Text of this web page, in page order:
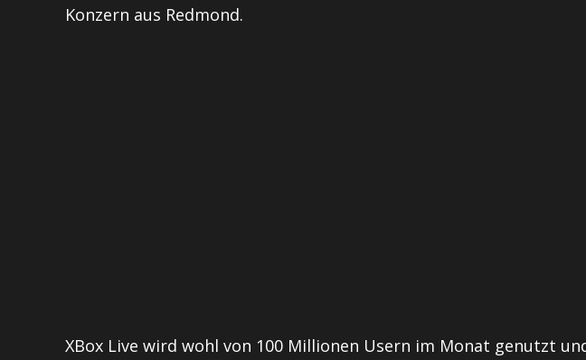
Konzern aus Redmond.
XBox Live wird wohl von 100 Millionen Usern im Monat genutzt